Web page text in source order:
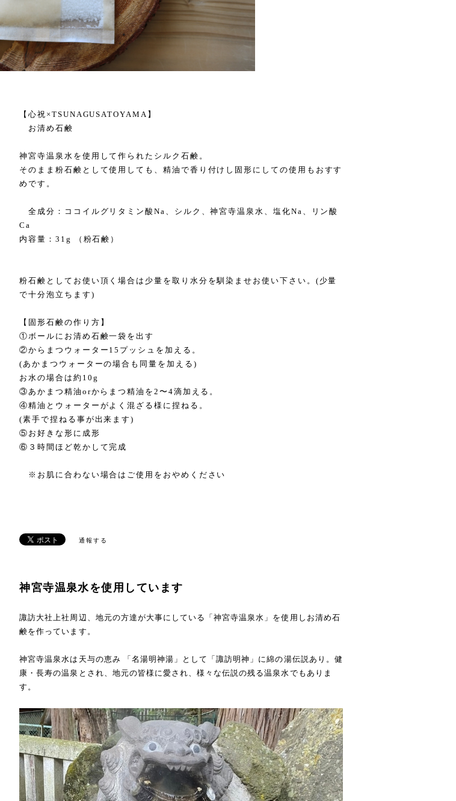
【心祝×TSUNAGUSATOYAMA】
お清め石鹸
神宮寺温泉水を使用して作られたシルク石鹸。
そのまま粉石鹸として使用しても、精油で香り付けし固形にしての使用もおすす
めです。
全成分：ココイルグリタミン酸Na、シルク、神宮寺温泉水、塩化Na、リン酸
Ca
内容量：31g （粉石鹸）
粉石鹸としてお使い頂く場合は少量を取り水分を馴染ませお使い下さい。(少量
で十分泡立ちます)
【固形石鹸の作り方】
①ボールにお清め石鹸一袋を出す
②からまつウォーター15プッシュを加える。
(あかまつウォーターの場合も同量を加える)
お水の場合は約10g
③あかまつ精油orからまつ精油を2〜4滴加える。
④精油とウォーターがよく混ざる様に捏ねる。
(素手で捏ねる事が出来ます)
⑤お好きな形に成形
⑥３時間ほど乾かして完成
※お肌に合わない場合はご使用をおやめください
通報する
神宮寺温泉水を使用しています
諏訪大社上社周辺、地元の方達が大事にしている「神宮寺温泉水」を使用しお清め石
鹸を作っています。
神宮寺温泉水は天与の恵み 「名湯明神湯」として「諏訪明神」に綿の湯伝説あり。健
康・長寿の温泉とされ、地元の皆様に愛され、様々な伝説の残る温泉水でもありま
す。